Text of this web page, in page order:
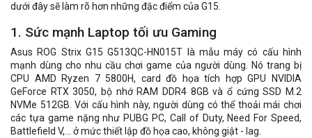
dưới đây sẽ làm rõ hơn những đặc điểm của G15.
1. Sức mạnh Laptop tối ưu Gaming
Asus ROG Strix G15 G513QC-HN015T là mẫu máy có cấu hình
mạnh dùng cho nhu cầu chơi game của người dùng. Nó trang bị
CPU AMD Ryzen 7 5800H, card đồ họa tích hợp GPU NVIDIA
GeForce RTX 3050, bộ nhớ RAM DDR4 8GB và ổ cứng SSD M.2
NVMe 512GB. Với cấu hình này, người dùng có thể thoải mái chơi
các tựa game nặng như PUBG PC, Call of Duty, Need For Speed,
Battlefield V,... ở mức thiết lập đồ họa cao, không giật - lag.